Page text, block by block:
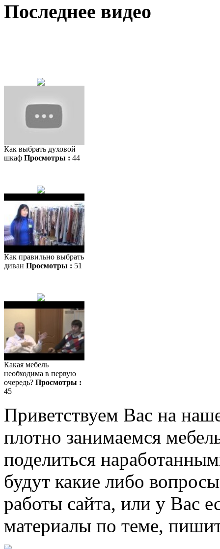
Последнее видео
Как выбрать духовой
шкаф Просмотры : 44
Как правильно выбрать
диван Просмотры : 51
Какая мебель
необходима в первую
очередь? Просмотры :
45
Приветствуем Вас на
плотно занимаемся
поделиться
будут какие либо
работы сайта, или у Вас
материалы по теме,